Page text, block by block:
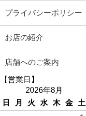
プライバシーポリシー
お店の紹介
店舗へのご案内
【営業日】
2026年8月
日
月 火 水 木 金 土